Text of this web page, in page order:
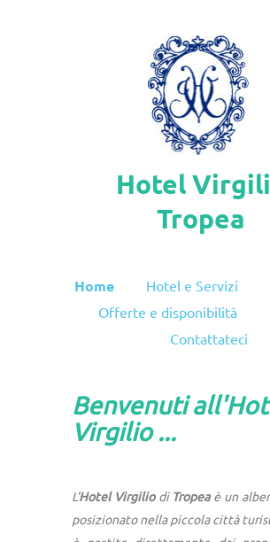
Hotel
Tropea
Home Hotel e Servizi
Offerte e disponibilità
Contattateci
Benvenuti
Virgilio ...
L'Hotel Virgiliodi Tropea è un
posizionato nella piccola città